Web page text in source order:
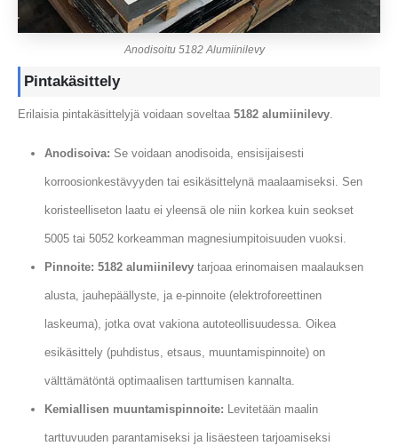
Anodisoitu 5182 Alumiinilevy
Pintakäsittely
Erilaisia ​​pintakäsittelyjä voidaan soveltaa 5182 alumiinilevy
Anodisoiva: Se voidaan anodisoida, ensisijaisesti
korroosionkestävyyden tai esikäsittelynä maalaamiseksi. Sen
koristeelliseton laatu ei yleensä ole niin korkea kuin seokset
5005 tai 5052 korkeamman magnesiumpitoisuuden vuoksi.
Pinnoite: 5182 alumiinilevytarjoaa erinomaisen maalauksen
alusta, jauhepäällyste, ja e-pinnoite (elektroforeettinen
laskeuma), jotka ovat vakiona autoteollisuudessa. Oikea
esikäsittely (puhdistus, etsaus, muuntamispinnoite) on
välttämätöntä optimaalisen tarttumisen kannalta.
Kemiallisen muuntamispinnoite: Levitetään maalin
tarttuvuuden parantamiseksi ja lisäesteen tarjoamiseksi